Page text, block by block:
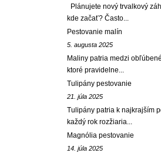
Plánujete nový trvalkový
kde začať? Často...
Pestovanie malín
5. augusta 2025
Maliny patria medzi
ktoré pravidelne...
Tulipány pestovanie
21. júla 2025
Tulipány patria k najkrajším
každý rok rozžiaria...
Magnólia pestovanie
14. júla 2025